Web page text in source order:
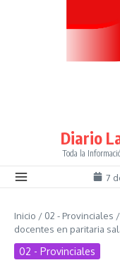
Diario
Toda la
7
Inicio / 02 - Provinciales /
docentes en paritaria
02 - Provinciales